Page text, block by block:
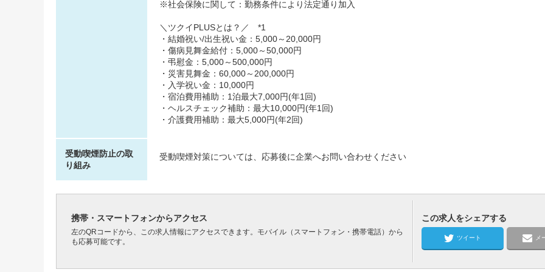
※社会保険に関して：勤務条件により法定通り加入
＼ツクイPLUSとは？／ *1
・結婚祝い/出生祝い金：5,000～20,000円
・傷病見舞金給付：5,000～50,000円
・弔慰金：5,000～500,000円
・災害見舞金：60,000～200,000円
・入学祝い金：10,000円
・宿泊費用補助：1泊最大7,000円(年1回)
・ヘルスチェック補助：最大10,000円(年1回)
・介護費用補助：最大5,000円(年2回)
受動喫煙防止の取
り組み
受動喫煙対策については、応募後に企業へお問い合わせください
携帯・スマートフォンからアクセス
左のQRコードから、この求人情報にアクセスできます。モバイル（スマートフォン・携帯電話）から
も応募可能です。
この求人をシェアする
ツイート メ